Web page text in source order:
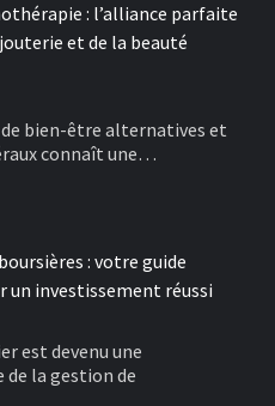
: l’alliance parfaite
et de la beauté
bien-être alternatives et
connaît une…
: votre guide
un investissement réussi
est devenu une
la gestion de